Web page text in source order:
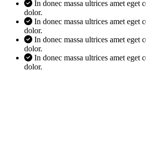
In donec massa ultrices amet eget
dolor.
In donec massa ultrices amet eget
dolor.
In donec massa ultrices amet eget
dolor.
In donec massa ultrices amet eget
dolor.